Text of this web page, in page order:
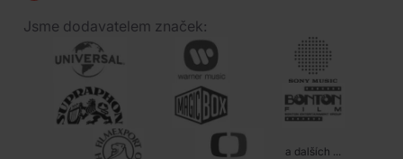
Jsme dodavatelem značek:
a dalších ...